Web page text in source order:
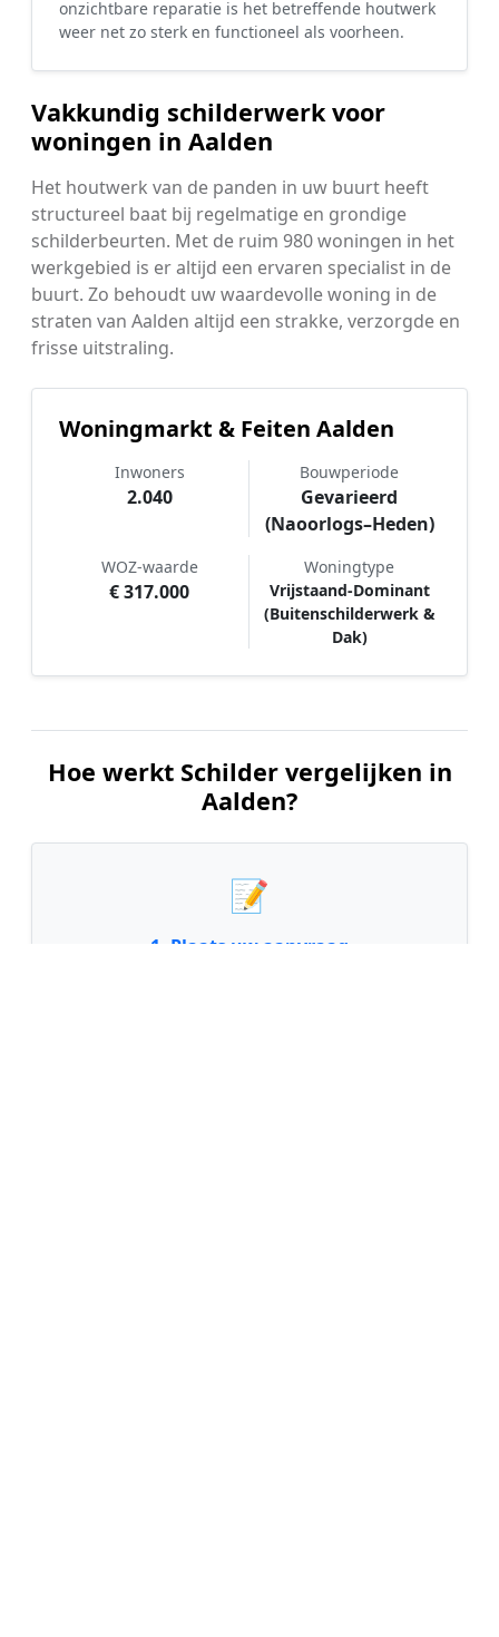
onzichtbare reparatie is het betreffende houtwerk
weer net zo sterk en functioneel als voorheen.
Vakkundig schilderwerk voor
woningen in Aalden
Het houtwerk van de panden in uw buurt heeft
structureel baat bij regelmatige en grondige
schilderbeurten. Met de ruim 980 woningen in het
werkgebied is er altijd een ervaren specialist in de
buurt. Zo behoudt uw waardevolle woning in de
straten van Aalden altijd een strakke, verzorgde en
frisse uitstraling.
Woningmarkt & Feiten Aalden
Inwoners
2.040
Bouwperiode
Gevarieerd
(Naoorlogs–Heden)
WOZ-waarde
€ 317.000
Woningtype
Vrijstaand-Dominant
(Buitenschilderwerk &
Dak)
Hoe werkt Schilder vergelijken in
Aalden?
📝
1. Plaats uw aanvraag